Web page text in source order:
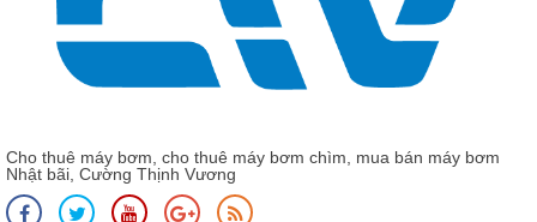
Cho thuê máy bơm, cho thuê máy bơm chìm, mua bán máy bơm
Nhật bãi, Cường Thịnh Vương